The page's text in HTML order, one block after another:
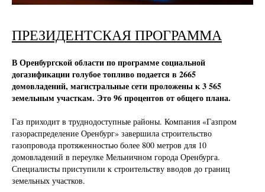
ПРЕЗИДЕНТСКАЯ ПРОГРАММА
В Оренбургской области по программе социальной
догазификации голубое топливо подается в 2665
домовладений, магистральные сети проложены к 3 565
земельным участкам. Это 96 процентов от общего плана.
Газ приходит в труднодоступные районы. Компания «Газпром
газораспределение Оренбург» завершила строительство
газопровода протяженностью более 800 метров для 10
домовладений в переулке Мельничном города Оренбурга.
Специалисты приступили к строительству вводов до границ
земельных участков.